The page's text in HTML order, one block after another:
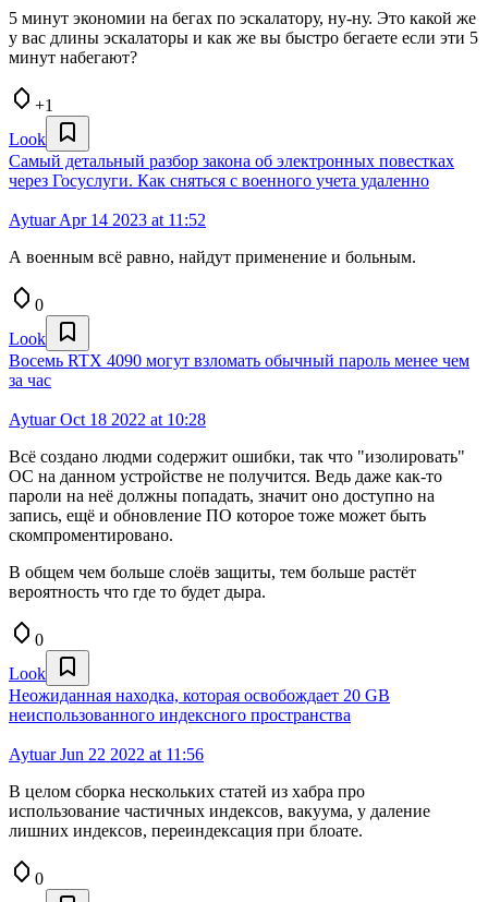
5 минут экономии на бегах по эскалатору, ну-ну. Это какой же
у вас длины эскалаторы и как же вы быстро бегаете если эти 5
минут набегают?
+1
Look
Самый детальный разбор закона об электронных повестках
через Госуслуги. Как сняться с военного учета удаленно
AytuarApr 14 2023 at 11:52
А военным всё равно, найдут применение и больным.
0
Look
Восемь RTX 4090 могут взломать обычный пароль менее чем
за час
AytuarOct 18 2022 at 10:28
Всё создано людми содержит ошибки, так что "изолировать"
ОС на данном устройстве не получится. Ведь даже как-то
пароли на неё должны попадать, значит оно доступно на
запись, ещё и обновление ПО которое тоже может быть
скомпроментировано.
В общем чем больше слоёв защиты, тем больше растёт
вероятность что где то будет дыра.
0
Look
Неожиданная находка, которая освобождает 20 GB
неиспользованного индексного пространства
AytuarJun 22 2022 at 11:56
В целом сборка нескольких статей из хабра про
использование частичных индексов, вакуума, у даление
лишних индексов, переиндексация при блоате.
0